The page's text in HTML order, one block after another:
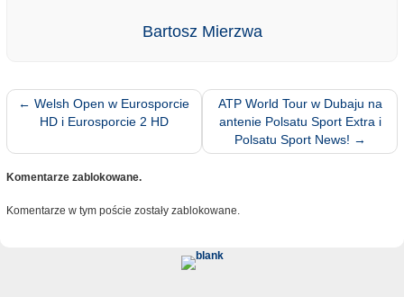
Bartosz Mierzwa
← Welsh Open w Eurosporcie
HD i Eurosporcie 2 HD
ATP World Tour w Dubaju na
antenie Polsatu Sport Extra i
Polsatu Sport News! →
Komentarze zablokowane.
Komentarze w tym poście zostały zablokowane.